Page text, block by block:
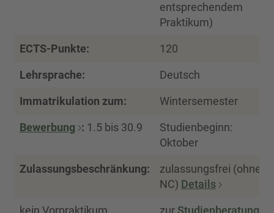
entsprechendem
Praktikum)
ECTS-Punkte: 120
Lehrsprache: Deutsch
Immatrikulation zum: Wintersemester
Bewerbung : 1.5 bis 30.9
Studienbeginn:
Oktober
Zulassungsbeschränkung:
zulassungsfrei (ohne
NC) Details
kein Vorpraktikum zur Studienberatung